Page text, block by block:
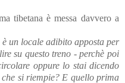
tibetana è messa davvero a
un locale adibito apposta per
su questo treno - perchè poi
oppure lo stai dicendo
si riempie? E quello prima